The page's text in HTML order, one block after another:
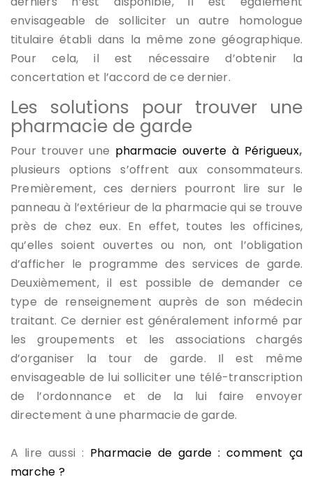
envisageable de solliciter un autre homologue
titulaire établi dans la même zone géographique.
Pour cela, il est nécessaire d’obtenir la
concertation et l’accord de ce dernier.
Les solutions pour trouver une
pharmacie de garde
Pour trouver une pharmacie ouverte à Périgueux,
plusieurs options s’offrent aux consommateurs.
Premièrement, ces derniers pourront lire sur le
panneau à l’extérieur de la pharmacie qui se trouve
près de chez eux. En effet, toutes les officines,
qu’elles soient ouvertes ou non, ont l’obligation
d’afficher le programme des services de garde.
Deuxièmement, il est possible de demander ce
type de renseignement auprès de son médecin
traitant. Ce dernier est généralement informé par
les groupements et les associations chargés
d’organiser la tour de garde. Il est même
envisageable de lui solliciter une télé-transcription
de l’ordonnance et de la lui faire envoyer
directement à une pharmacie de garde.
A lire aussi : Pharmacie de garde : comment ça
marche ?